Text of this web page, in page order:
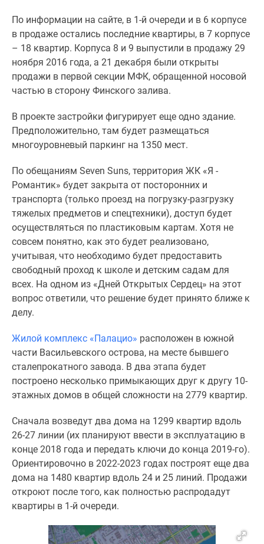
скидками
Новостройки
премиум-
класса
бизнес-
класса
Дома
коттеджи
Коттеджные
поселки
Санкт-
Петербурге
Коттеджные
поселки
Ленинградской
обл
коттеджные
поселки
Строящиеся
коттеджные
поселки
поселки
леса
Коттеджные
поселки
водоема
Коттеджные
По информации на сайте, в 1-й очереди и в 6 корпусе
в продаже остались последние квартиры, в 7 корпусе
– 18 квартир. Корпуса 8 и 9 выпустили в продажу 29
ноября 2016 года, а 21 декабря были открыты
продажи в первой секции МФК, обращенной носовой
частью в сторону Финского залива.
В проекте застройки фигурирует еще одно здание.
Предположительно, там будет размещаться
многоуровневый паркинг на 1350 мест.
По обещаниям Seven Suns, территория ЖК «Я -
Романтик» будет закрыта от посторонних и
транспорта (только проезд на погрузку-разгрузку
тяжелых предметов и спецтехники), доступ будет
осуществляться по пластиковым картам. Хотя не
совсем понятно, как это будет реализовано,
учитывая, что необходимо будет предоставить
свободный проход к школе и детским садам для
всех. На одном из «Дней Открытых Сердец» на этот
вопрос ответили, что решение будет принято ближе к
делу.
Жилой комплекс «Палацио» расположен в южной
части Васильевского острова, на месте бывшего
сталепрокатного завода. В два этапа будет
построено несколько примыкающих друг к другу 10-
этажных домов в общей сложности на 2779 квартир.
Сначала возведут два дома на 1299 квартир вдоль
26-27 линии (их планируют ввести в эксплуатацию в
конце 2018 года и передать ключи до конца 2019-го).
Ориентировочно в 2022-2023 годах построят еще два
дома на 1480 квартир вдоль 24 и 25 линий. Продажи
откроют после того, как полностью распродадут
квартиры в 1-й очереди.